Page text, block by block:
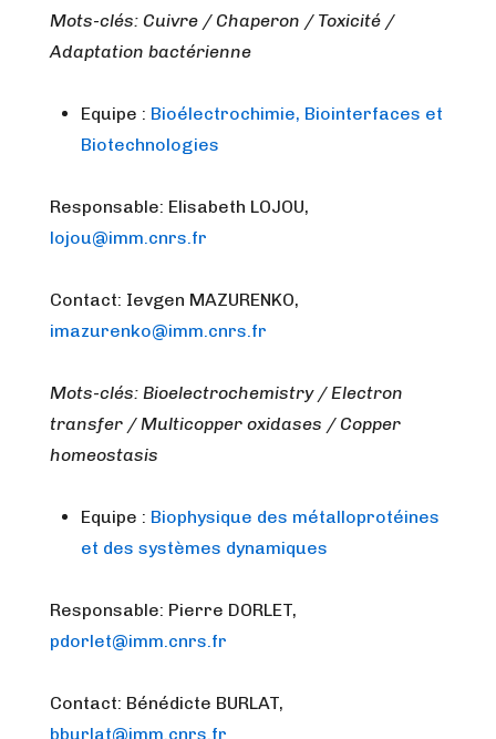
Mots-clés: Cuivre / Chaperon / Toxicité /
Adaptation bactérienne
Equipe : Bioélectrochimie, Biointerfaces et
Biotechnologies
Responsable: Elisabeth LOJOU,
lojou@imm.cnrs.fr
Contact: Ievgen MAZURENKO,
imazurenko@imm.cnrs.fr
Mots-clés: Bioelectrochemistry / Electron
transfer / Multicopper oxidases / Copper
homeostasis
Equipe : Biophysique des métalloprotéines
et des systèmes dynamiques
Responsable: Pierre DORLET,
pdorlet@imm.cnrs.fr
Contact: Bénédicte BURLAT,
bburlat@imm.cnrs.fr